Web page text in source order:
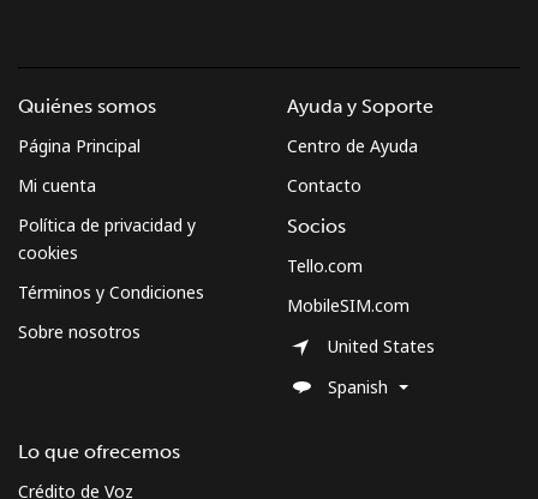
Quiénes somos
Página Principal
Mi cuenta
Política de privacidad y
cookies
Términos y Condiciones
Sobre nosotros
Lo que ofrecemos
Crédito de Voz
Ayuda y Soporte
Centro de Ayuda
Contacto
Socios
Tello.com
MobileSIM.com
United States
Spanish